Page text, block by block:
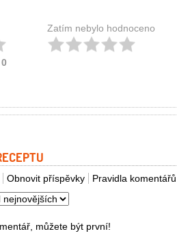
0
Zatím nebylo hodnoceno
Pravidla komentářů
Obnovit příspěvky
můžete být první!